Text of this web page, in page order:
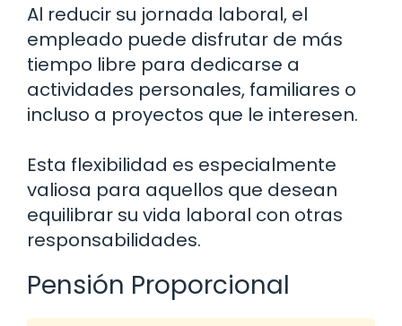
Al reducir su jornada laboral, el
empleado puede disfrutar de más
tiempo libre para dedicarse a
actividades personales, familiares o
incluso a proyectos que le interesen.
Esta flexibilidad es especialmente
valiosa para aquellos que desean
equilibrar su vida laboral con otras
responsabilidades.
Pensión Proporcional